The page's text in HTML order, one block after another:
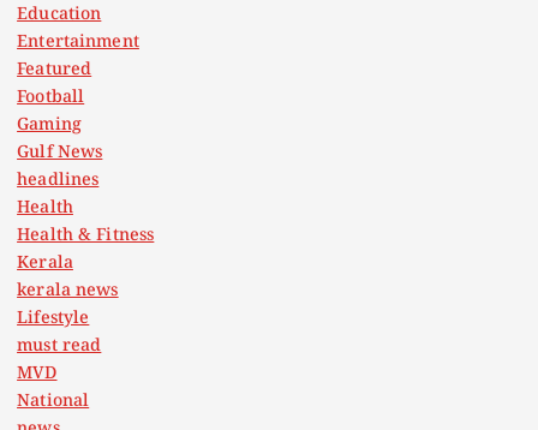
Education
Entertainment
Featured
Football
Gaming
Gulf News
headlines
Health
Health & Fitness
Kerala
kerala news
Lifestyle
must read
MVD
National